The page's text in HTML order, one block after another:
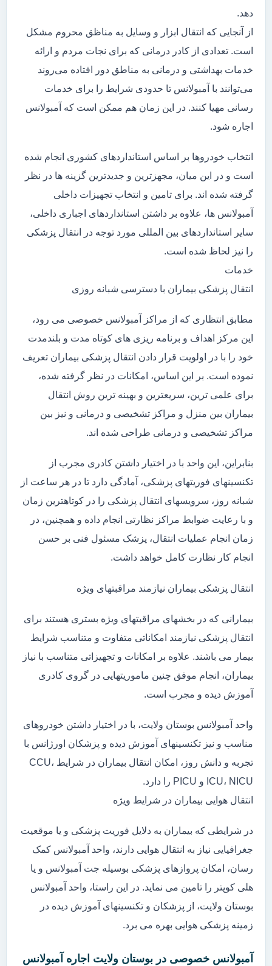
دهد.
از آنجایی که انتقال ابزار و وسایل به مناظق محروم مشکل
است. تعدادی از کادر درمانی که برای نجات مردم و ارائه
خدمات بهداشتی و درمانی به مناطق دور افتاده می‌روند
می‌توانند با آمبولانس تا حدودی شرایط را برای خدمات
رسانی مهیا کنند. در این زمان هم ممکن است که آمبولانس
اجاره شود.
انتخاب خودروها بر اساس استانداردهای کشوری انجام شده
است و در این میان، مجهزترین و جدیدترین گزینه ها در نظر
گرفته شده اند. برای تامین و انتخاب تجهیزات داخلی
آمبولانس ها، علاوه بر داشتن استانداردهای اجباری داخلی،
سایر استانداردهای بین المللی مورد توجه در انتقال پزشکی
را نیز لحاظ شده است.
خدمات
انتقال پزشکی بیماران با دسترسی شبانه روزی
مطابق انتظاری که از مراکز آمبولانس خصوصی می رود،
این مرکز اهداف و برنامه ریزی های کوتاه مدت و بلندمدت
خود را با در اولویت قرار دادن انتقال پزشکی بیماران تعریف
نموده است. بر این اساس، امکانات در نظر گرفته شده،
برای علمی ترین، سریعترین و بهینه ترین روش انتقال
بیماران بین منزل و مراکز تشخیصی و درمانی و نیز بین
مراکز تشخیصی و درمانی طراحی شده اند.
بنابراین، این واحد با در اختیار داشتن کادری مجرب از
تکنسینهای فوریتهای پزشکی، آمادگی دارد تا در هر ساعت از
شبانه روز، سرویسهای انتقال پزشکی را در کوتاهترین زمان
و با رعایت ضوابط مراکز نظارتی انجام داده و همچنین، در
زمان انجام عملیات انتقال، پزشک مسئول فنی بر حسن
انجام کار نظارت کامل خواهد داشت.
انتقال پزشکی بیماران نیازمند مراقبتهای ویژه
بیمارانی که در بخشهای مراقبتهای ویژه بستری هستند برای
انتقال پزشکی نیازمند امکاناتی متفاوت و متناسب شرایط
بیمار می باشند. علاوه بر امکانات و تجهیزاتی متناسب با نیاز
بیماران، انجام موفق چنین ماموریتهایی در گروی کادری
آموزش دیده و مجرب است.
واحد آمبولانس بوستان ولایت، با در اختیار داشتن خودروهای
مناسب و نیز تکنسینهای آموزش دیده و پزشکان اورژانس با
تجربه و دانش روز، امکان انتقال بیماران در شرایط CCU،
ICU، NICU و PICU را دارد.
انتقال هوایی بیماران در شرایط ویژه
در شرایطی که بیماران به دلایل فوریت پزشکی و یا موقعیت
جغرافیایی نیاز به انتقال هوایی دارند، واحد آمبولانس کمک
رسان، امکان پروازهای پزشکی بوسیله جت آمبولانس و یا
هلی کوپتر را تامین می نماید. در این راستا، واحد آمبولانس
بوستان ولایت، از پزشکان و تکنسینهای آموزش دیده در
زمینه پزشکی هوایی بهره می برد.
آمبولانس خصوصی در بوستان ولایت اجاره آمبولانس